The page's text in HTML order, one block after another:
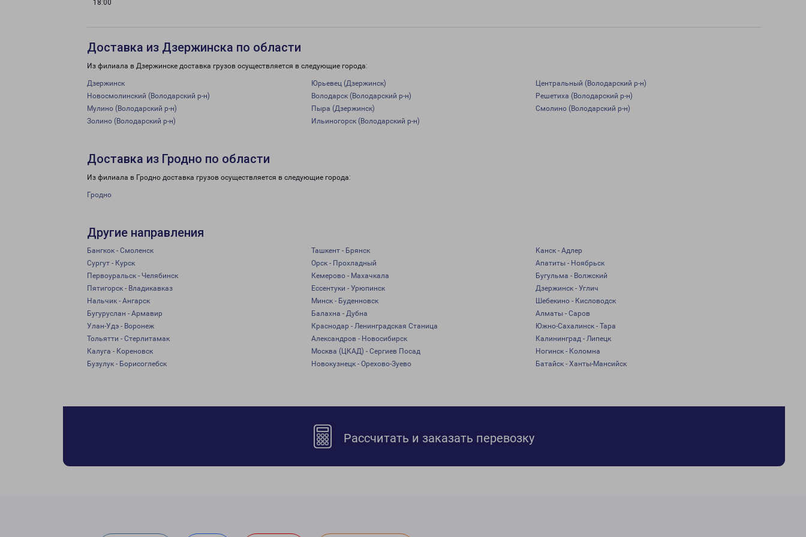
18:00
Доставка из Дзержинска по области
Из филиала в Дзержинске доставка грузов осуществляется в следующие города:
Дзержинск Юрьевец (Дзержинск)
Центральный (Володарский р-н)
Новосмолинский (Володарский р-н)
Володарск (Володарский р-н)
Решетиха (Володарский р-н)
Мулино (Володарский р-н)
Пыра (Дзержинск)
Смолино (Володарский р-н)
Золино (Володарский р-н)
Ильиногорск (Володарский р-н)
Доставка из Гродно по области
Из филиала в Гродно доставка грузов осуществляется в следующие города:
Гродно
Другие направления
Бангкок - Смоленск Ташкент - Брянск
Канск - Адлер
Сургут - Курск
Орск - Прохладный
Апатиты - Ноябрьск
Первоуральск - Челябинск
Кемерово - Махачкала
Бугульма - Волжский
Пятигорск - Владикавказ
Ессентуки - Урюпинск
Дзержинск - Углич
Нальчик - Ангарск
Минск - Буденновск
Шебекино - Кисловодск
Бугуруслан - Армавир
Балахна - Дубна
Алматы - Саров
Улан-Удэ - Воронеж
Краснодар - Ленинградская Станица
Южно-Сахалинск - Тара
Тольятти - Стерлитамак
Александров - Новосибирск
Калининград - Липецк
Калуга - Кореновск
Москва (ЦКАД) - Сергиев Посад
Ногинск - Коломна
Бузулук - Борисоглебск
Новокузнецк - Орехово-Зуево Батайск - Ханты-Мансийск
Рассчитать и заказать перевозку